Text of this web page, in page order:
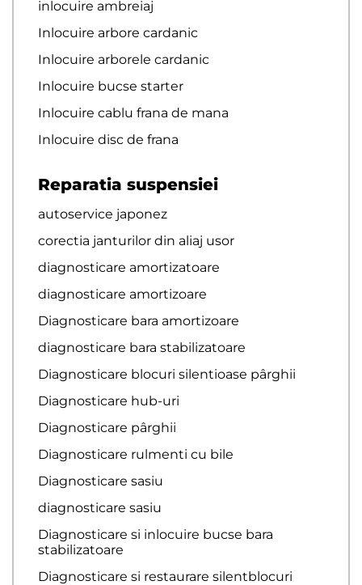
inlocuire ambreiaj
Inlocuire arbore cardanic
Inlocuire arborele cardanic
Inlocuire bucse starter
Inlocuire cablu frana de mana
Inlocuire disc de frana
Reparatia suspensiei
autoservice japonez
corectia janturilor din aliaj usor
diagnosticare amortizatoare
diagnosticare amortizoare
Diagnosticare bara amortizoare
diagnosticare bara stabilizatoare
Diagnosticare blocuri silentioase pârghii
Diagnosticare hub-uri
Diagnosticare pârghii
Diagnosticare rulmenti cu bile
Diagnosticare sasiu
diagnosticare sasiu
Diagnosticare si inlocuire bucse bara
stabilizatoare
Diagnosticare si restaurare silentblocuri